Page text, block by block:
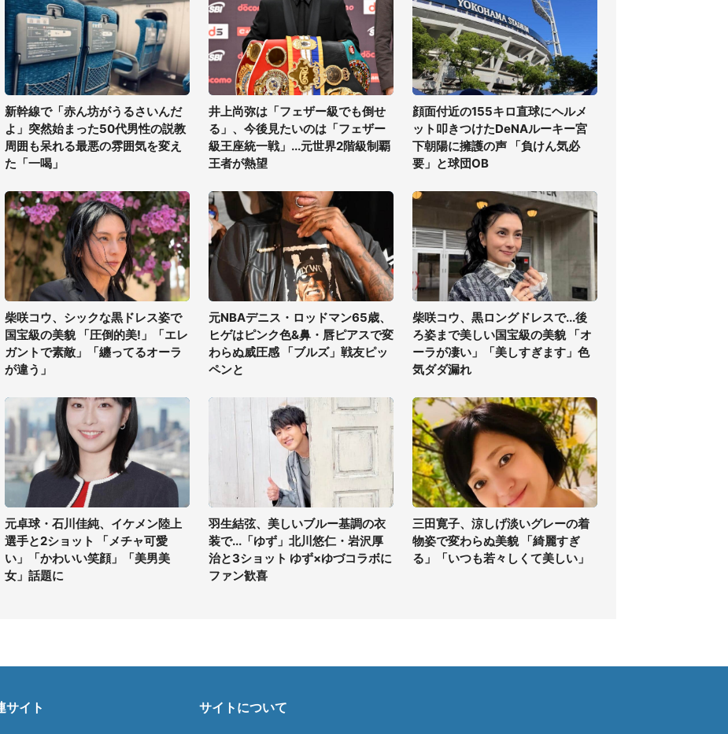
新幹線で「赤ん坊がうるさいんだ
よ」突然始まった50代男性の説教
周囲も呆れる最悪の雰囲気を変え
た「一喝」
井上尚弥は「フェザー級でも倒せ
る」、今後見たいのは「フェザー
級王座統一戦」...元世界2階級制覇
王者が熱望
顔面付近の155キロ直球にヘルメ
ット叩きつけたDeNAルーキー宮
下朝陽に擁護の声 「負けん気必
要」と球団OB
柴咲コウ、シックな黒ドレス姿で
国宝級の美貌 「圧倒的美!」「エレ
ガントで素敵」「纏ってるオーラ
が違う」
元NBAデニス・ロッドマン65歳、
ヒゲはピンク色&鼻・唇ピアスで変
わらぬ威圧感 「ブルズ」戦友ピッ
ペンと
柴咲コウ、黒ロングドレスで...後
ろ姿まで美しい国宝級の美貌 「オ
ーラが凄い」「美しすぎます」色
気ダダ漏れ
元卓球・石川佳純、イケメン陸上
選手と2ショット 「メチャ可愛
い」「かわいい笑顔」「美男美
女」話題に
羽生結弦、美しいブルー基調の衣
装で...「ゆず」北川悠仁・岩沢厚
治と3ショット ゆず×ゆづコラボに
ファン歓喜
三田寛子、涼しげ淡いグレーの着
物姿で変わらぬ美貌 「綺麗すぎ
る」「いつも若々しくて美しい」
サイト サイトについて